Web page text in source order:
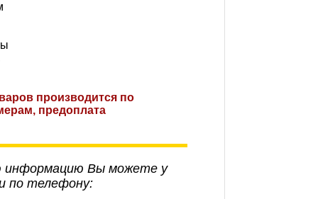
производится по
предоплата
информацию Вы можете у
по телефону: